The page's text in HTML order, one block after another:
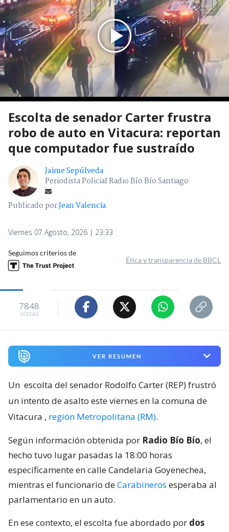
Escolta de senador Carter frustra
robo de auto en Vitacura: reportan
que computador fue sustraído
Jaime Sepúlveda
Periodista Policial Radio Bío Bío Santiago
Publicado porJean Valencia
Viernes 07 Agosto, 2026 | 23:33
Seguimos criterios de
Ética y transparencia de BBCL
7848
visitas
VER RESUMEN
Un escolta del senador Rodolfo Carter (REP) frustró
un intento de asalto este viernes en la comuna de
Vitacura , región Metropolitana (RM).
Según información obtenida por Radio Bío Bío, el
hecho tuvo lugar pasadas la 18:00 horas
específicamente en calle Candelaria Goyenechea,
mientras el funcionario deCarabineros esperaba al
parlamentario en un auto.
En ese contexto, el escolta fue abordado por dos